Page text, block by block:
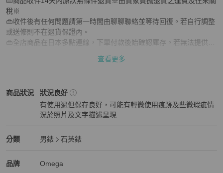
稅※
👜收件後有任何問題請第一時間由聊聊聯絡並等待回復。若自行調整
或送修則不在退貨保證內。
👜全店商品在日本多點連線，下單付款後始確認庫存。若無法提供商
👜庫存確認後於7個日本工作天內出貨直寄買家地址。
配件，表示不附任何配件。
👜所有手錶商品皆不保證防水功能。
👜商品照片皆與商品同時上架，不會進行補拍。出貨前會再次確認商
👜本店商品眾多，聊聊訊息於2個日本工作日內回復。
型號：1312.30
查看更多
商品狀況
Omega男錶商品狀態與細節
狀況良好
有使用過但保存良好，可能有輕微使用痕跡及些微瑕疵情
況於照片及文字描述呈現
分類
Omega 男錶分類資訊
男錶
石英錶
品牌
Omega 精品男錶品牌介紹
Omega
Omega 推薦清單